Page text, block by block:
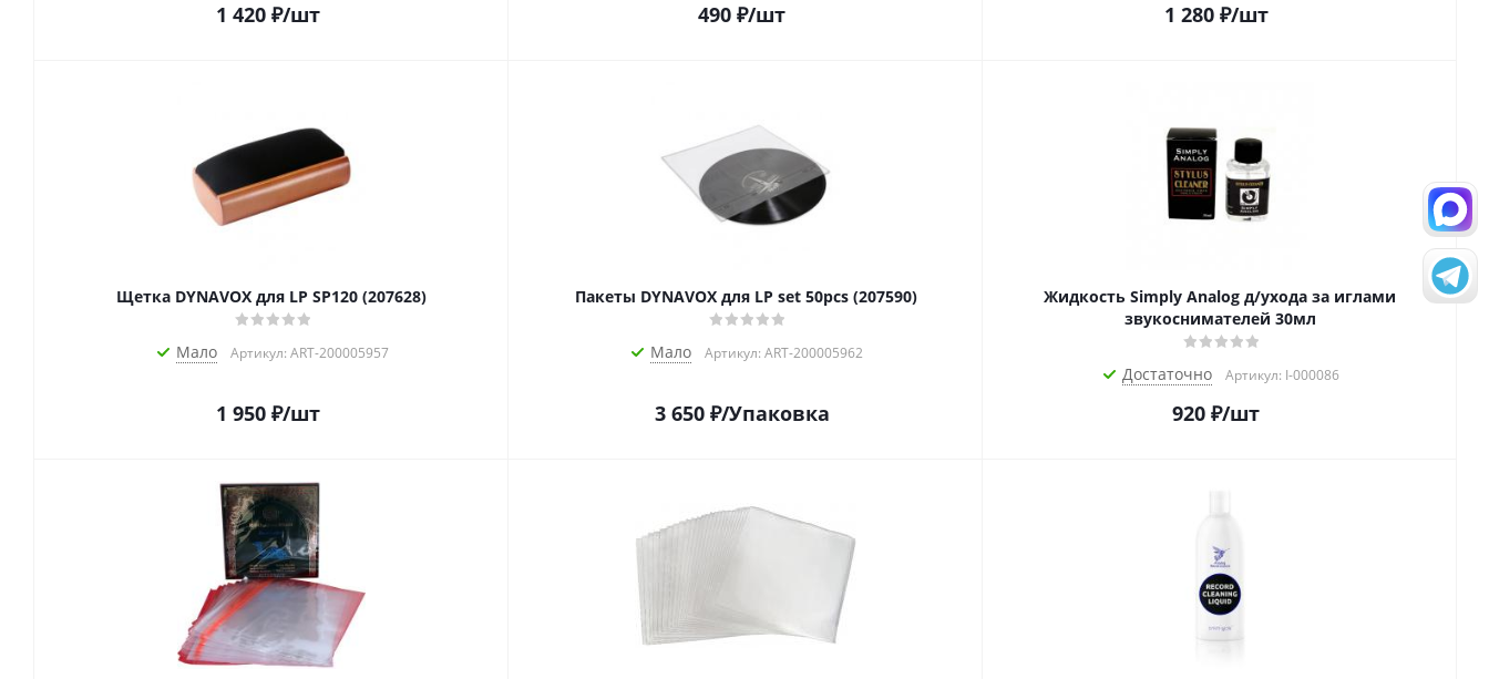
1 420₽/шт 490 ₽/шт 1 280₽/шт
Щетка DYNAVOX для LP SP120 (207628)
Мало Артикул: ART-200005957
1 950₽/шт
Пакеты DYNAVOX для LP set 50pcs (207590)
Мало Артикул: ART-200005962
3 650₽/Упаковка
Жидкость Simply Analog д/ухода за иглами
звукоснимателей 30мл
Достаточно Артикул: I-000086
920 ₽/шт